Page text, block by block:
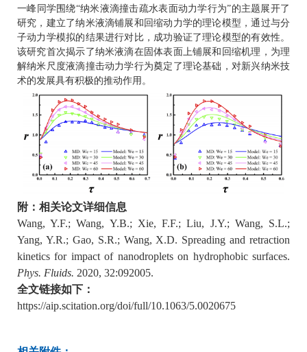
一峰同学围绕“纳米液滴撞击疏水表面动力学行为”的主题展开了
研究 ，建立了纳米液滴铺展和回缩动力学的理论模型，通过与分
子动力学模拟的结果进行对比 ， 成功验证了理论模型的有效性。
该研究首次揭示了纳米液滴在固体表面上铺展和回缩机理， 为理
解纳米尺度液滴撞击动力学行为奠定了理论基础 ， 对新兴纳米技
术的发展具有积极的推动作用 。
附：相关论文详细信息
Wang, Y.F.; Wang, Y.B.; Xie, F.F.; Liu, J.Y.; Wang, S.L.;
Yang, Y.R.; Gao, S.R.; Wang, X.D. Spreading and retraction
kinetics for impact of nanodroplets on hydrophobic surfaces.
Phys. Fluids. 2020, 32:092005.
全文链接如下：
https://aip.scitation.org/doi/full/10.1063/5.0020675